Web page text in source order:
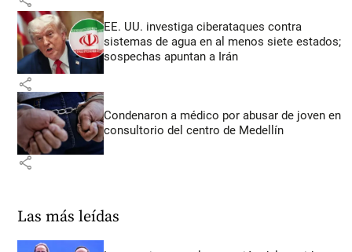
EE. UU. investiga ciberataques contra
sistemas de agua en al menos siete estados;
sospechas apuntan a Irán
share
Condenaron a médico por abusar de joven en
consultorio del centro de Medellín
share
Las más leídas